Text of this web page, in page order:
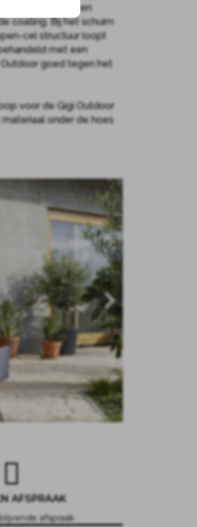
doorlatend is en
coating. Bij het schuim
cel structuur loopt
met een
goed tegen het
voor de Gigi Outdoor
onder de hoes
AFSPRAAK
afspraak